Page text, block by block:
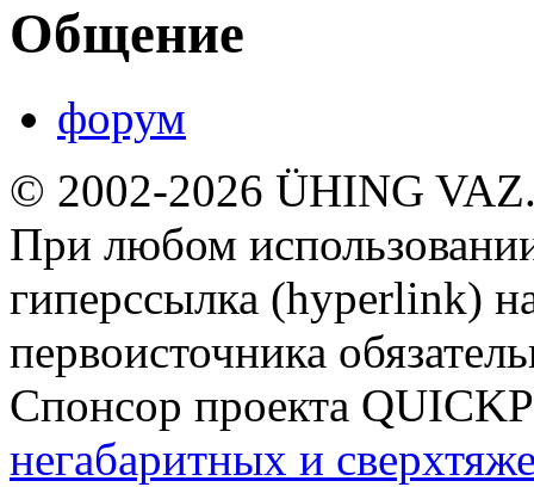
Общение
форум
© 2002-2026 ÜHING
При любом
гиперссылка (hyperlink)
первоисточника
Спонсор проекта
негабаритных и